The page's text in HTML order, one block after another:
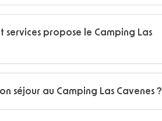
services propose le Camping Las
séjour au Camping Las Cavenes ?